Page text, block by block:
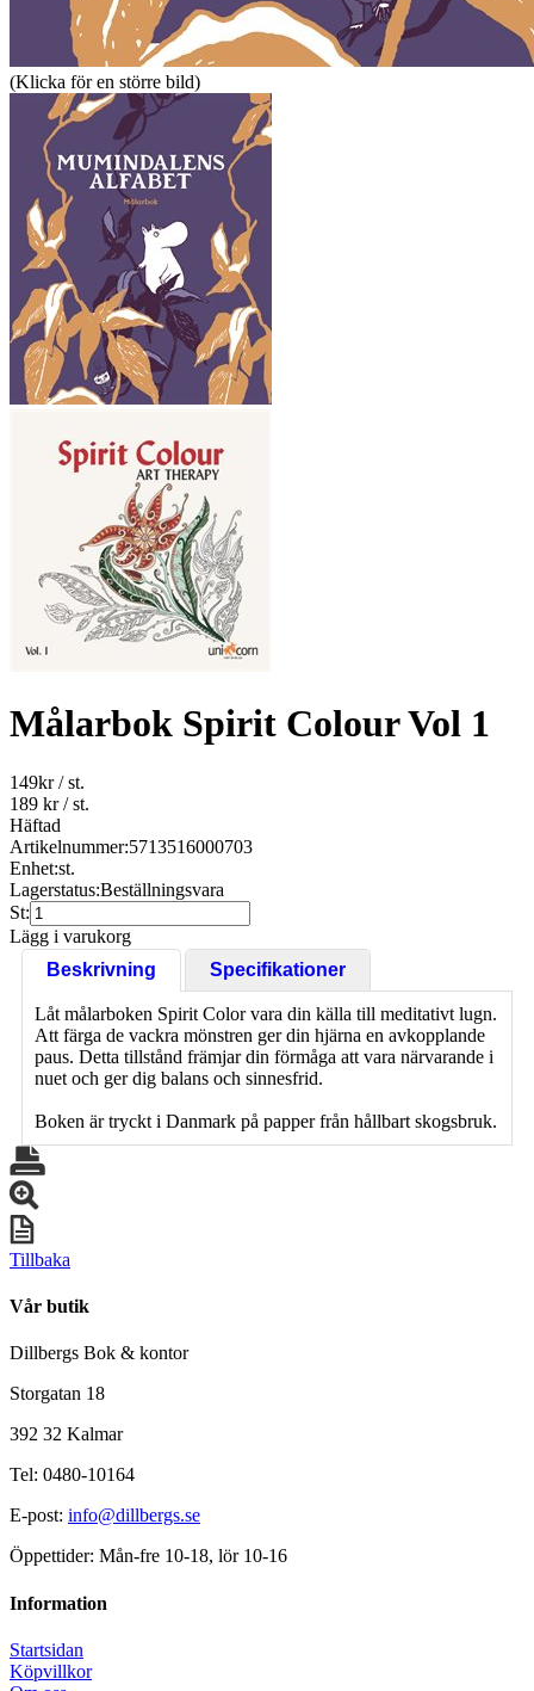
(Klicka för en större bild)
Målarbok Spirit Colour Vol 1
149kr/ st.
189 kr/ st.
Häftad
Artikelnummer:5713516000703
Enhet:st.
Lagerstatus:Beställningsvara
St:
Lägg i varukorg
Beskrivning
Specifikationer
Låt målarboken Spirit Color vara din källa till meditativt lugn.
Att färga de vackra mönstren ger din hjärna en avkopplande
paus. Detta tillstånd främjar din förmåga att vara närvarande i
nuet och ger dig balans och sinnesfrid.
Boken är tryckt i Danmark på papper från hållbart skogsbruk.
Tillbaka
Vår butik
Dillbergs Bok & kontor
Storgatan 18
392 32 Kalmar
Tel: 0480-10164
E-post: info@dillbergs.se
Öppettider: Mån-fre 10-18, lör 10-16
Information
Startsidan
Köpvillkor